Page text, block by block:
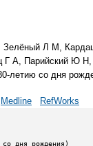
Зелёный Л М,
Г А, Парийский Ю
летию со дня
Medline
RefWorks